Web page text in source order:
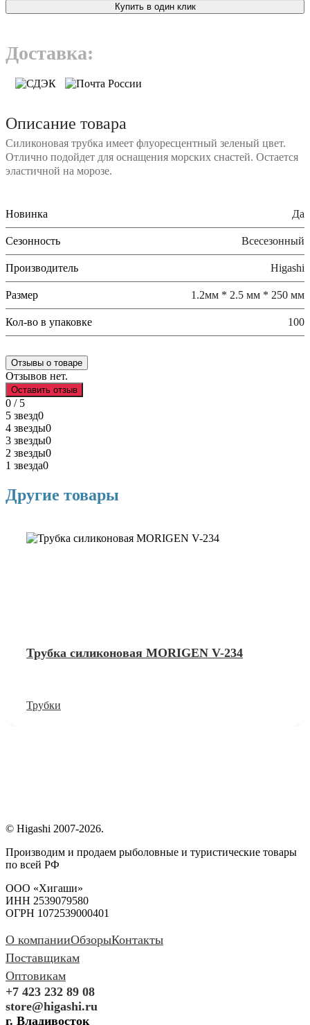
Купить в один клик
Доставка:
Описание товара
Силиконовая трубка имеет флуоресцентный зеленый цвет.
Отлично подойдет для оснащения морских снастей. Остается
эластичной на морозе.
Новинка Да
Сезонность Всесезонный
Производитель Higashi
Размер 1.2мм * 2.5 мм * 250 мм
Кол-во в упаковке 100
Отзывы о товаре
Отзывов нет.
Оставить отзыв
0 / 5
5 звезд0
4 звезды0
3 звезды0
2 звезды0
1 звезда0
Другие товары
Трубка силиконовая MORIGEN V-234
Трубки
© Higashi 2007-2026.
Производим и продаем рыболовные и туристические товары
по всей РФ
ООО «Хигаши»
ИНН 2539079580
ОГРН 1072539000401
О компанииОбзорыКонтакты
Поставщикам
Оптовикам
+7 423 232 89 08
store@higashi.ru
г. Владивосток